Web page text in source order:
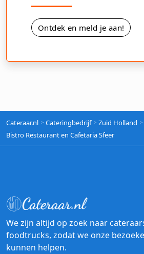
Ontdek en meld je aan!
Cateraar.nl Cateringbedrijf Zuid Holland
Bistro Restaurant en Cafetaria Sfeer
We zijn altijd op zoek naar
foodtrucks, zodat we onze
kunnen helpen.